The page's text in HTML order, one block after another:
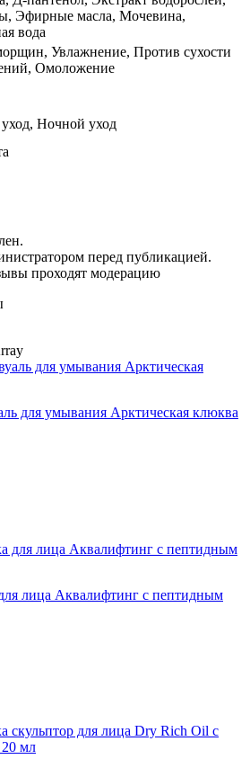
Эфирные масла, Мочевина,
вода
Увлажнение, Против сухости
Омоложение
Ночной уход
перед публикацией.
проходят модерацию
для умывания Арктическая клюква
лица Аквалифтинг с пептидным